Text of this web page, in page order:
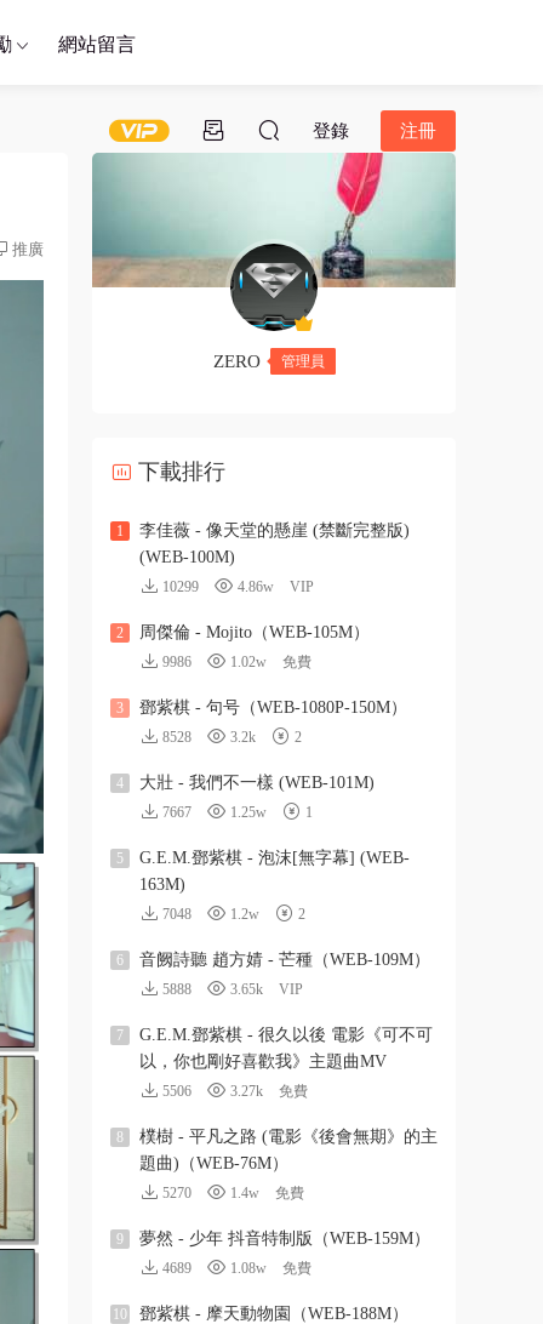
網站留言
登錄 注冊
推廣
ZERO 管理員
下載排行
1
李佳薇 - 像天堂的懸崖 (禁斷完整版)
(WEB-100M)
10299 4.86w VIP
2 周傑倫 - Mojito（WEB-105M）
9986 1.02w 免費
3 鄧紫棋 - 句号（WEB-1080P-150M）
8528 3.2k 2
4 大壯 - 我們不一樣 (WEB-101M)
7667 1.25w 1
5
G.E.M.鄧紫棋 - 泡沫[無字幕] (WEB-
163M)
7048 1.2w 2
6 音阙詩聽 趙方婧 - 芒種（WEB-109M）
5888 3.65k VIP
7
G.E.M.鄧紫棋 - 很久以後 電影《可不可
以，你也剛好喜歡我》主題曲MV
5506 3.27k 免費
8
樸樹 - 平凡之路 (電影《後會無期》的主
題曲)（WEB-76M）
5270 1.4w 免費
9 夢然 - 少年 抖音特制版（WEB-159M）
4689 1.08w 免費
10 鄧紫棋 - 摩天動物園（WEB-188M）